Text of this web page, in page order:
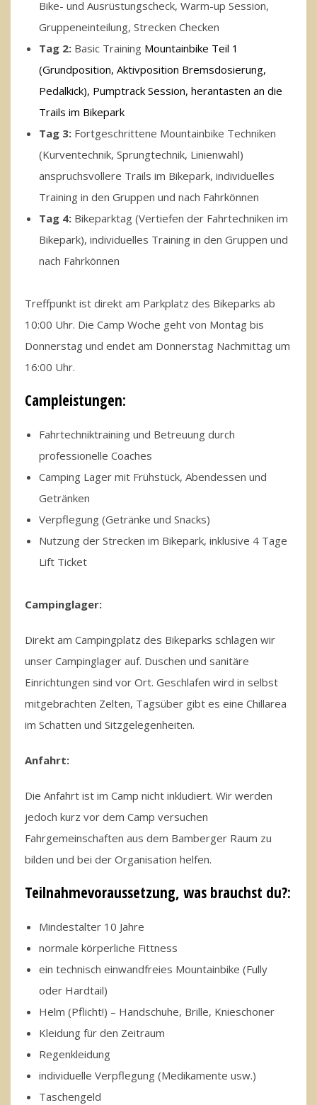
Bike- und Ausrüstungscheck, Warm-up Session,
Gruppeneinteilung, Strecken Checken
Tag 2: Basic Training Mountainbike Teil 1
(Grundposition, Aktivposition Bremsdosierung,
Pedalkick), Pumptrack Session, herantasten an die
Trails im Bikepark
Tag 3: Fortgeschrittene Mountainbike Techniken
(Kurventechnik, Sprungtechnik, Linienwahl)
anspruchsvollere Trails im Bikepark, individuelles
Training in den Gruppen und nach Fahrkönnen
Tag 4: Bikeparktag (Vertiefen der Fahrtechniken im
Bikepark), individuelles Training in den Gruppen und
nach Fahrkönnen
Treffpunkt ist direkt am Parkplatz des Bikeparks ab
10:00 Uhr. Die Camp Woche geht von Montag bis
Donnerstag und endet am Donnerstag Nachmittag um
16:00 Uhr.
Campleistungen:
Fahrtechniktraining und Betreuung durch
professionelle Coaches
Camping Lager mit Frühstück, Abendessen und
Getränken
Verpflegung (Getränke und Snacks)
Nutzung der Strecken im Bikepark, inklusive 4 Tage
Lift Ticket
Campinglager:
Direkt am Campingplatz des Bikeparks schlagen wir
unser Campinglager auf. Duschen und sanitäre
Einrichtungen sind vor Ort. Geschlafen wird in selbst
mitgebrachten Zelten, Tagsüber gibt es eine Chillarea
im Schatten und Sitzgelegenheiten.
Anfahrt:
Die Anfahrt ist im Camp nicht inkludiert. Wir werden
jedoch kurz vor dem Camp versuchen
Fahrgemeinschaften aus dem Bamberger Raum zu
bilden und bei der Organisation helfen.
Teilnahmevoraussetzung, was brauchst du?:
Mindestalter 10 Jahre
normale körperliche Fittness
ein technisch einwandfreies Mountainbike (Fully
oder Hardtail)
Helm (Pflicht!) – Handschuhe, Brille, Knieschoner
Kleidung für den Zeitraum
Regenkleidung
individuelle Verpflegung (Medikamente usw.)
Taschengeld